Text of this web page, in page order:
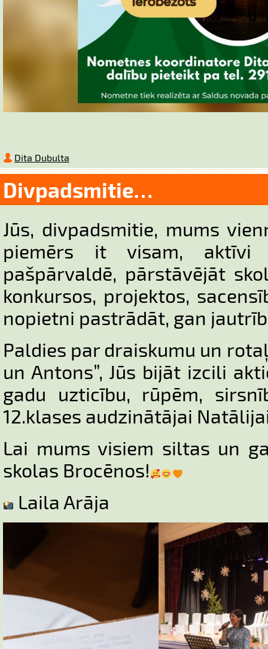
Dita Dubulta
Divpadsmitie…
Jūs, divpadsmitie, mums
piemērs it visam, aktīvi
pašpārvaldē, pārstāvējāt
konkursos, projektos,
nopietni pastrādāt, gan
Paldies par draiskumu un
un Antons”, Jūs bijāt izcili
gadu uzticību, rūpēm,
12.klases audzinātājai
Lai mums visiem siltas un
skolas Brocēnos!
Laila Arāja